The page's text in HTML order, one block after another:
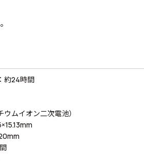
約24時間
ムイオン二次電池）